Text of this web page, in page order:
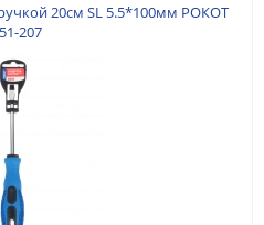
20см SL 5.5*100мм РОКОТ
207